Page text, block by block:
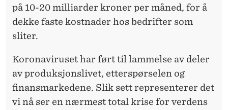
på 10-20 milliarder kroner per måned, for å
dekke faste kostnader hos bedrifter som
sliter.
Koronaviruset har ført til lammelse av deler
av produksjonslivet, etterspørselen og
finansmarkedene. Slik sett representerer det
vi nå ser en nærmest total krise for verdens